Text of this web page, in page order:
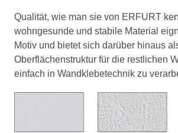
Qualität, wie man sie von ERFURT
wohngesunde und stabile Material
Motiv und bietet sich darüber hinaus
Oberflächenstruktur für die restlichen
einfach in Wandklebetechnik zu